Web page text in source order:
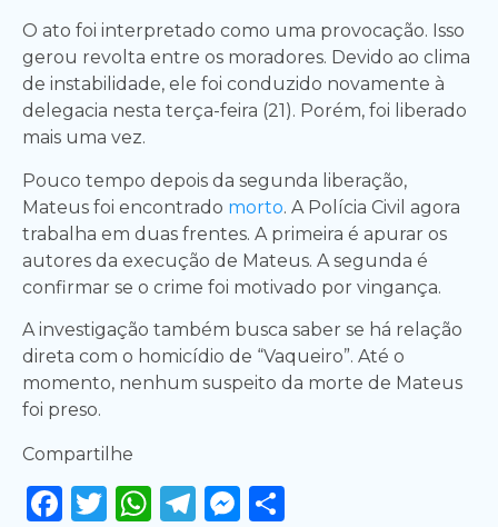
O ato foi interpretado como uma provocação. Isso
gerou revolta entre os moradores. Devido ao clima
de instabilidade, ele foi conduzido novamente à
delegacia nesta terça-feira (21). Porém, foi liberado
mais uma vez.
Pouco tempo depois da segunda liberação,
Mateus foi encontrado morto. A Polícia Civil agora
trabalha em duas frentes. A primeira é apurar os
autores da execução de Mateus. A segunda é
confirmar se o crime foi motivado por vingança.
A investigação também busca saber se há relação
direta com o homicídio de “Vaqueiro”. Até o
momento, nenhum suspeito da morte de Mateus
foi preso.
Compartilhe
Facebook
Twitter
WhatsApp
Telegram
Messenger